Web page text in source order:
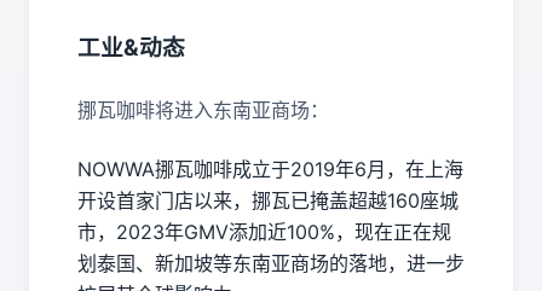
工业&动态
挪瓦咖啡将进入东南亚商场：
NOWWA挪瓦咖啡成立于2019年6月，在上海
开设首家门店以来，挪瓦已掩盖超越160座城
市，2023年GMV添加近100%，现在正在规
划泰国、新加坡等东南亚商场的落地，进一步